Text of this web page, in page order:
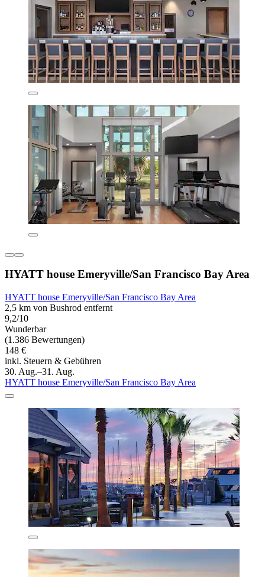
HYATT house Emeryville/San Francisco Bay Area
HYATT house Emeryville/San Francisco Bay Area
2,5 km von Bushrod entfernt
9,2/10
Wunderbar
(1.386 Bewertungen)
148 €
inkl. Steuern & Gebühren
30. Aug.–31. Aug.
HYATT house Emeryville/San Francisco Bay Area